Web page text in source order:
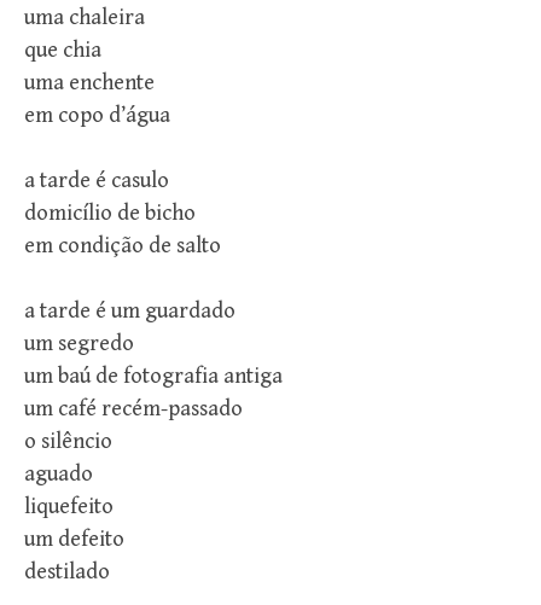
uma chaleira
que chia
uma enchente
em copo d’água
a tarde é casulo
domicílio de bicho
em condição de salto
a tarde é um guardado
um segredo
um baú de fotografia antiga
um café recém-passado
o silêncio
aguado
liquefeito
um defeito
destilado